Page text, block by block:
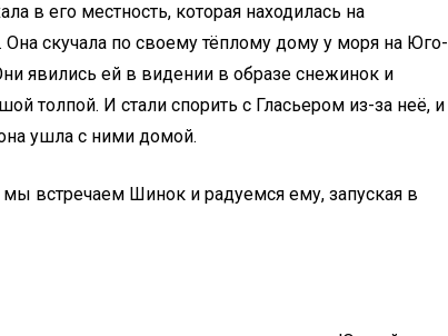
в его местность, которая находилась на
скучала по своему тёплому дому у моря на Юго-
явились ей в видении в образе снежинок и
толпой. И стали спорить с Гласьером из-за неё, и
ушла с ними домой.
встречаем Шинок и радуемся ему, запуская в